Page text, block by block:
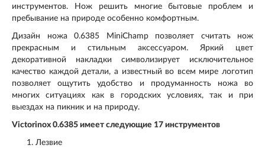
инструментов. Нож решить многие бытовые проблем и
пребывание на природе особенно комфортным.
Дизайн ножа 0.6385 MiniChamp позволяет считать нож
прекрасным и стильным аксессуаром. Яркий цвет
декоративной накладки символизирует исключительное
качество каждой детали, а известный во всем мире логотип
позволяет ощутить удобство и продуманность ножа во
многих ситуациях как в городских условиях, так и при
выездах на пикник и на природу.
Victorinox 0.6385 имеет следующие 17 инструментов
Лезвие